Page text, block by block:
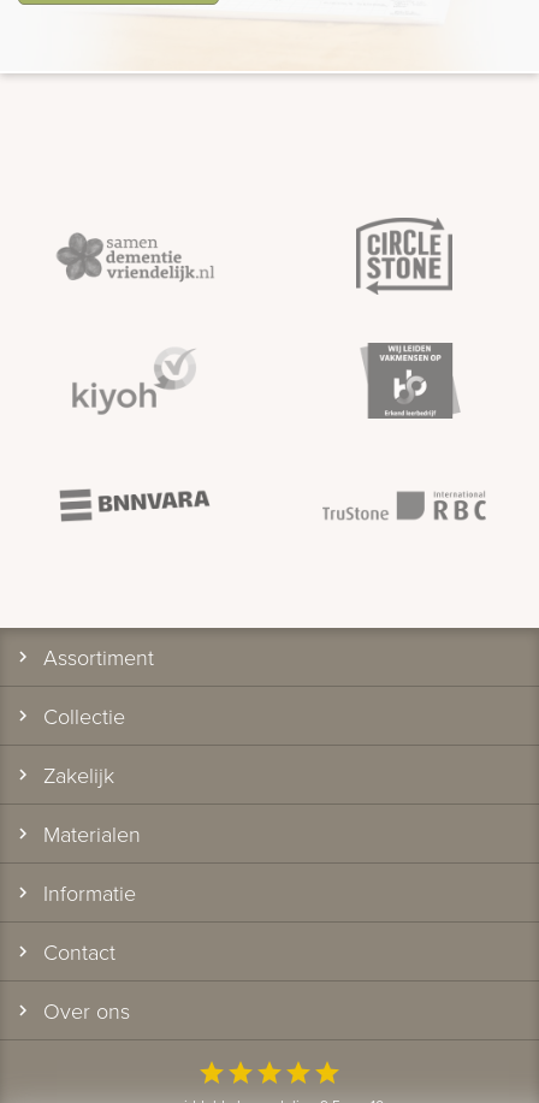
Assortiment
Collectie
Zakelijk
Materialen
Informatie
Contact
Over ons
starstarstarstarstar